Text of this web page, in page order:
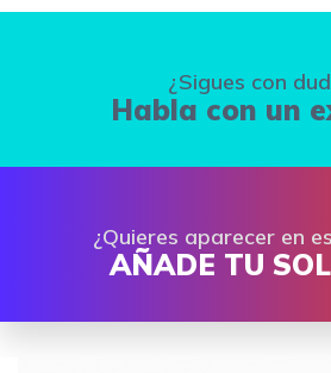
¿Sigues con
Habla con un
¿Quieres aparecer en
AÑADE TU